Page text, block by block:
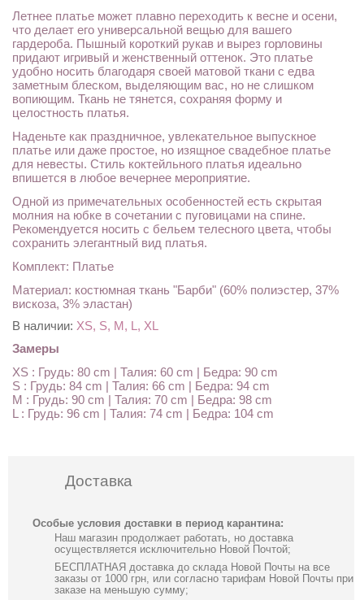
Летнее платье может плавно переходить к весне и осени,
что делает его универсальной вещью для вашего
гардероба. Пышный короткий рукав и вырез горловины
придают игривый и женственный оттенок. Это платье
удобно носить благодаря своей матовой ткани с едва
заметным блеском, выделяющим вас, но не слишком
вопиющим. Ткань не тянется, сохраняя форму и
целостность платья.
Наденьте как праздничное, увлекательное выпускное
платье или даже простое, но изящное свадебное платье
для невесты. Стиль коктейльного платья идеально
впишется в любое вечернее мероприятие.
Одной из примечательных особенностей есть скрытая
молния на юбке в сочетании с пуговицами на спине.
Рекомендуется носить с бельем телесного цвета, чтобы
сохранить элегантный вид платья.
Комплект: Платье
Материал: костюмная ткань "Барби" (60% полиэстер, 37%
вискоза, 3% эластан)
В наличии: XS, S, M, L, XL
Замеры
XS : Грудь: 80 cm | Талия: 60 cm | Бедра: 90 cm
S : Грудь: 84 cm | Талия: 66 cm | Бедра: 94 cm
M : Грудь: 90 cm | Талия: 70 cm | Бедра: 98 cm
L : Грудь: 96 cm | Талия: 74 cm | Бедра: 104 cm
Доставка
Особые условия доставки в период карантина:
Наш магазин продолжает работать, но доставка
осуществляется исключительно Новой Почтой;
БЕСПЛАТНАЯ доставка до склада Новой Почты на все
заказы от 1000 грн, или согласно тарифам Новой Почты при
заказе на меньшую сумму;